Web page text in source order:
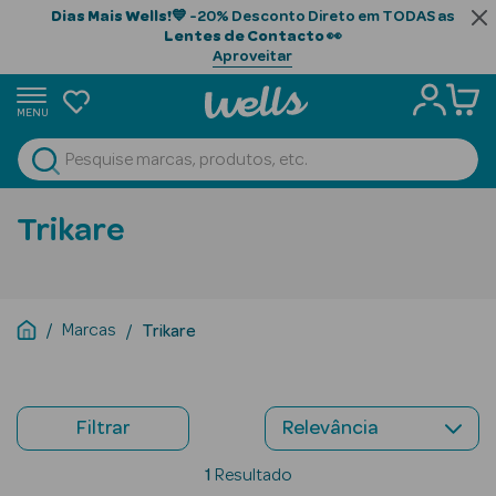
Dias Mais Wells!💙 -20% Desconto Direto em TODAS as
Lentes de Contacto👀
Aproveitar
MENU
Ver Tudo
Beauty Season
Trikare
Marcas Trikare
Filtrar
1 Resultado